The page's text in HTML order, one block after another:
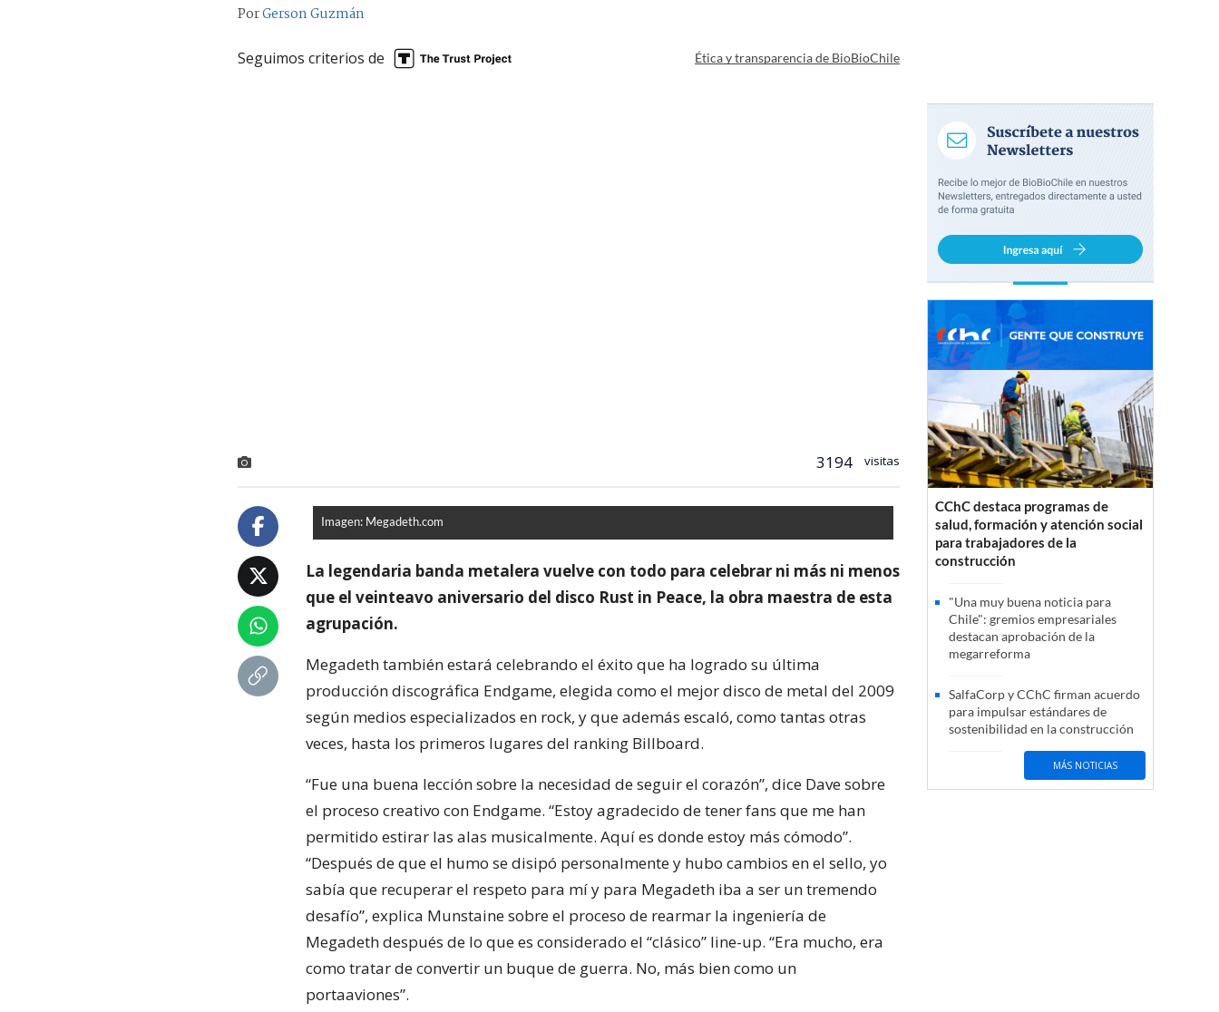
PorGerson Guzmán
Seguimos criterios de Ética y transparencia de BioBioChile
3194 visitas
Imagen: Megadeth.com
La legendaria banda metalera vuelve con todo para celebrar ni más ni menos
que el veinteavo aniversario del disco Rust in Peace, la obra maestra de esta
agrupación.
Megadeth también estará celebrando el éxito que ha logrado su última
producción discográfica Endgame, elegida como el mejor disco de metal del 2009
según medios especializados en rock, y que además escaló, como tantas otras
veces, hasta los primeros lugares del ranking Billboard.
“Fue una buena lección sobre la necesidad de seguir el corazón”, dice Dave sobre
el proceso creativo con Endgame. “Estoy agradecido de tener fans que me han
permitido estirar las alas musicalmente. Aquí es donde estoy más cómodo”.
“Después de que el humo se disipó personalmente y hubo cambios en el sello, yo
sabía que recuperar el respeto para mí y para Megadeth iba a ser un tremendo
desafío”, explica Munstaine sobre el proceso de rearmar la ingeniería de
Megadeth después de lo que es considerado el “clásico” line-up. “Era mucho, era
como tratar de convertir un buque de guerra. No, más bien como un
portaaviones”.
CChC destaca programas de
salud, formación y atención social
para trabajadores de la
construcción
"Una muy buena noticia para
Chile": gremios empresariales
destacan aprobación de la
megarreforma
SalfaCorp y CChC firman acuerdo
para impulsar estándares de
sostenibilidad en la construcción
MÁS NOTICIAS